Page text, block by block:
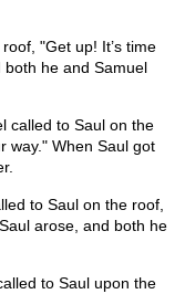
"Get up! It’s time
he and Samuel
called to Saul on the
way." When Saul got
to Saul on the roof,
arose, and both he
to Saul upon the